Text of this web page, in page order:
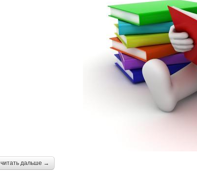
читать дальше →